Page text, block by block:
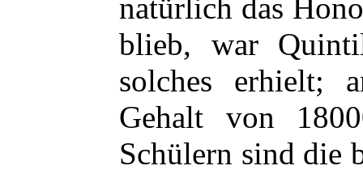
natürlich das
blieb, war
solches erhielt;
Gehalt von
Schülern sind die